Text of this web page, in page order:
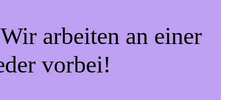
arbeiten an einer
vorbei!